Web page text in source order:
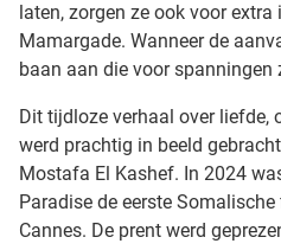
laten, zorgen ze ook voor
Mamargade. Wanneer de
baan aan die voor spanningen
Dit tijdloze verhaal over liefde,
werd prachtig in beeld
Mostafa El Kashef. In 2024
Paradise de eerste
Cannes. De prent werd